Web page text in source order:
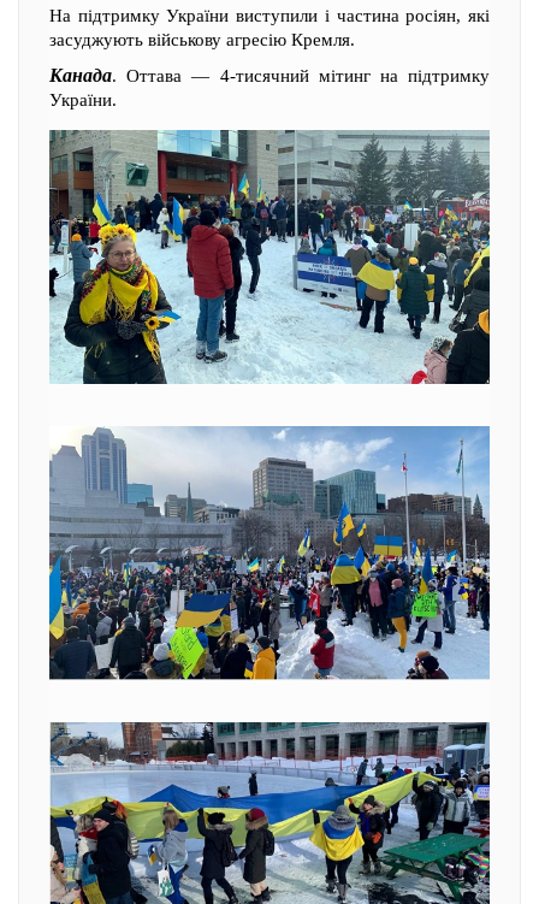
На підтримку України виступили і частина росіян, які
засуджують військову агресію Кремля.
Канада. Оттава — 4-тисячний мітинг на підтримку
України.